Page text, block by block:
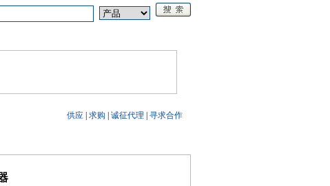
供应 求购 诚征代理 寻求合作